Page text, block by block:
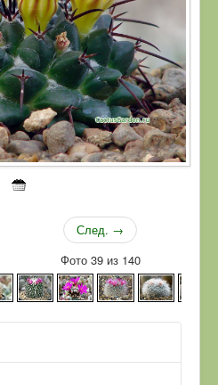
След. →
Фото 39 из 140